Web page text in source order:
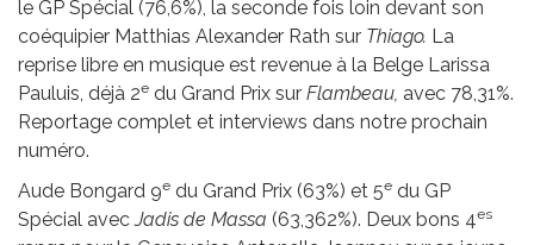
le GP Spécial (76,6%), la seconde fois loin devant son
coéquipier Matthias Alexander Rath sur Thiago. La
reprise libre en musique est revenue à la Belge Larissa
Pauluis, déjà 2e du Grand Prix sur Flambeau, avec 78,31%.
Reportage complet et interviews dans notre prochain
numéro.
Aude Bongard 9e du Grand Prix (63%) et 5e du GP
Spécial avecJadis de Massa (63,362%). Deux bons 4es